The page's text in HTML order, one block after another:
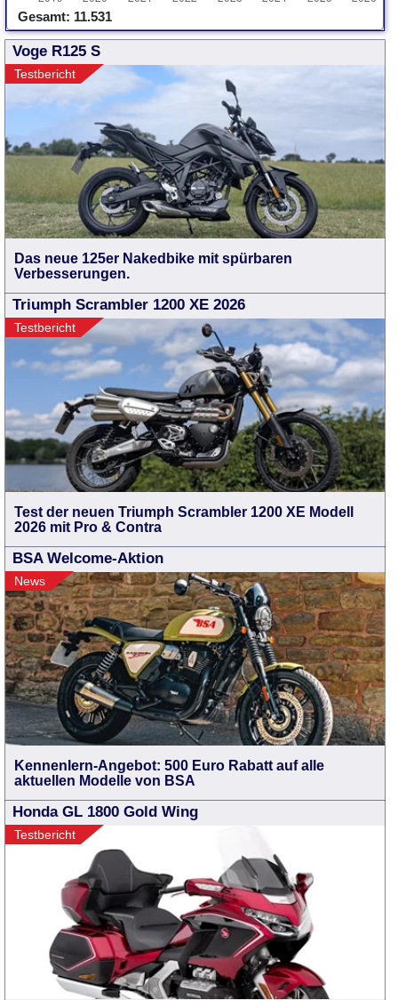
Gesamt: 11.531
Voge R125 S
Testbericht
Das neue 125er Nakedbike mit spürbaren
Verbesserungen.
Triumph Scrambler 1200 XE 2026
Testbericht
Test der neuen Triumph Scrambler 1200 XE Modell
2026 mit Pro & Contra
BSA Welcome-Aktion
News
Kennenlern-Angebot: 500 Euro Rabatt auf alle
aktuellen Modelle von BSA
Honda GL 1800 Gold Wing
Testbericht